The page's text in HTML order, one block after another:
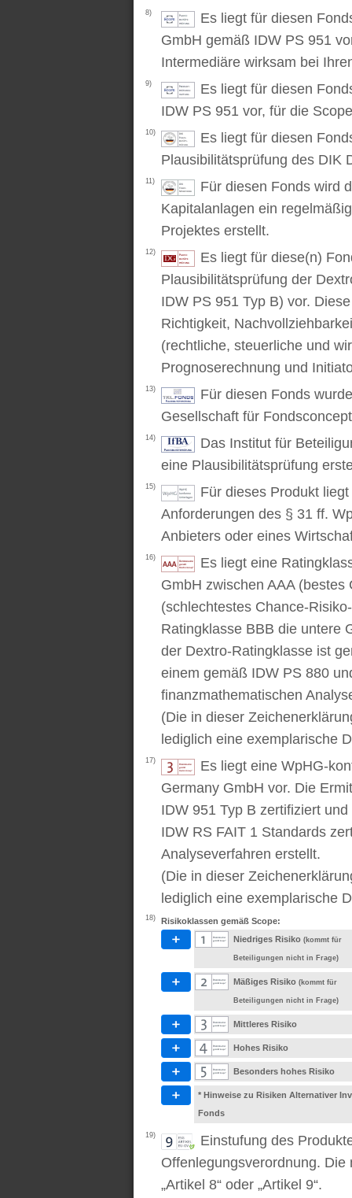
8)
Es liegt für diesen
GmbH gemäß IDW PS 951
Intermediäre wirksam bei
9)
Es liegt für diesen
IDW PS 951 vor, für die
10)
Es liegt für diesen
Plausibilitätsprüfung des DIK
11)
Für diesen Fonds wird
Kapitalanlagen ein
Projektes erstellt.
12)
Es liegt für diese(n)
Plausibilitätsprüfung der
IDW PS 951 Typ B) vor.
Richtigkeit,
(rechtliche, steuerliche und
Prognoserechnung und
13)
Für diesen Fonds
Gesellschaft für
14)
Das Institut für
eine Plausibilitätsprüfung
15)
Für dieses Produkt
Anforderungen des § 31 ff.
Anbieters oder eines
16)
Es liegt eine
GmbH zwischen AAA
(schlechtestes Chance-
Ratingklasse BBB die untere
der Dextro-Ratingklasse ist
einem gemäß IDW PS 880
finanzmathematischen
(Die in dieser
lediglich eine exemplarische
17)
Es liegt eine WpHG-
Germany GmbH vor. Die
IDW 951 Typ B zertifiziert
IDW RS FAIT 1 Standards
Analyseverfahren erstellt.
(Die in dieser
lediglich eine exemplarische
18)
Risikoklassen gemäß Scope:
Niedriges Risiko (kommt für
Beteiligungen nicht in Frage)
Mäßiges Risiko (kommt für
Beteiligungen nicht in Frage)
Mittleres Risiko
Hohes Risiko
Besonders hohes Risiko
* Hinweise zu Risiken Alternativer
Fonds
19)
Einstufung des
Offenlegungsverordnung. Die
„Artikel 8“ oder „Artikel 9“.